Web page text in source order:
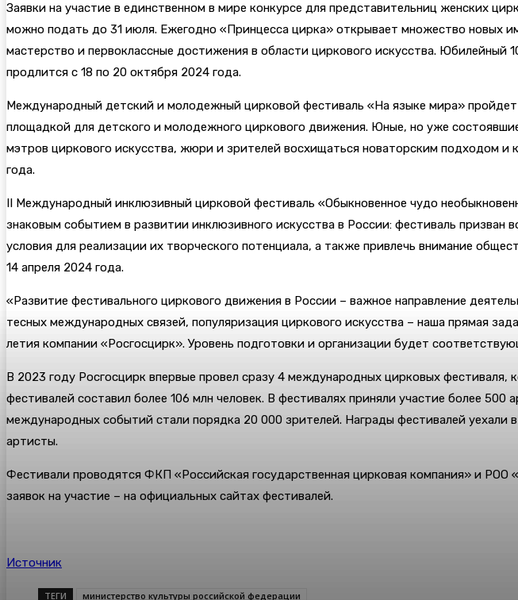
Заявки на участие в единственном в мире конкурсе для представительниц женских
можно подать до 31 июля. Ежегодно «Принцесса цирка» открывает множество новых
мастерство и первоклассные достижения в области циркового искусства. Юбилейный
продлится с 18 по 20 октября 2024 года.
Международный детский и молодежный цирковой фестиваль «На языке мира»
площадкой для детского и молодежного циркового движения. Юные, но уже
мэтров циркового искусства, жюри и зрителей восхищаться новаторским подходом
года.
II Международный инклюзивный цирковой фестиваль «Обыкновенное чудо
знаковым событием в развитии инклюзивного искусства в России: фестиваль
условия для реализации их творческого потенциала, а также привлечь внимание
14 апреля 2024 года.
«Развитие фестивального циркового движения в России – важное направление
тесных международных связей, популяризация циркового искусства – наша прямая
летия компании «Росгосцирк». Уровень подготовки и организации будет
В 2023 году Росгосцирк впервые провел сразу 4 международных цирковых
фестивалей составил более 106 млн человек. В фестивалях приняли участие более
международных событий стали порядка 20 000 зрителей. Награды фестивалей
артисты.
Фестивали проводятся ФКП «Российская государственная цирковая компания» и
заявок на участие – на официальных сайтах фестивалей.
Источник
ТЕГИ министерство культуры российской федерации